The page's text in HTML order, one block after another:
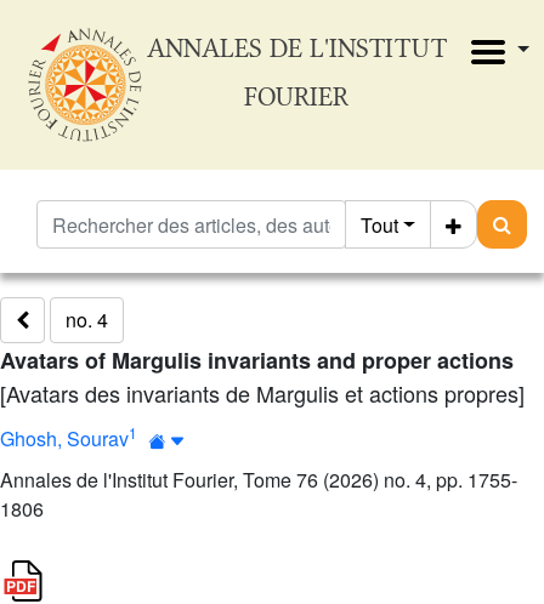
ANNALES DE L'INSTITUT
FOURIER
Tout
no. 4
Avatars of Margulis invariants and proper actions
[Avatars des invariants de Margulis et actions propres]
Ghosh, Sourav1
Annales de l'Institut Fourier, Tome 76 (2026) no. 4, pp. 1755-
1806